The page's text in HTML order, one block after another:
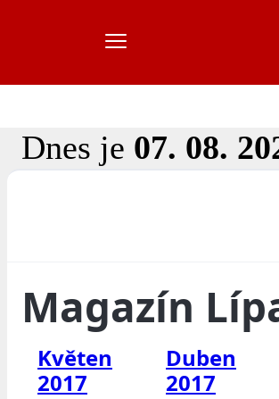
Dnes je 07. 08.
Magazín
Květen
2017
Duben
2017